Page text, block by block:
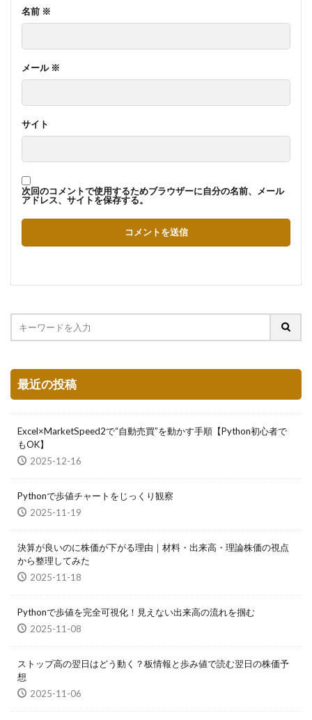
名前 ※
メール ※
サイト
次回のコメントで使用するためブラウザーに自分の名前、メール
アドレス、サイトを保存する。
最近の投稿
Excel×MarketSpeed2で“自動売買”を動かす手順【Python初心者で
もOK】
2025-12-16
Pythonで歩値チャートをじっくり観察
2025-11-19
決算が良いのに株価が下がる理由｜材料・出来高・理論株価の視点
から整理してみた
2025-11-18
Pythonで歩値を完全可視化！見えない出来高の流れを掴む
2025-11-08
ストップ高の翌日はどう動く？板情報と歩み値で読む翌日の株価予
想
2025-11-06